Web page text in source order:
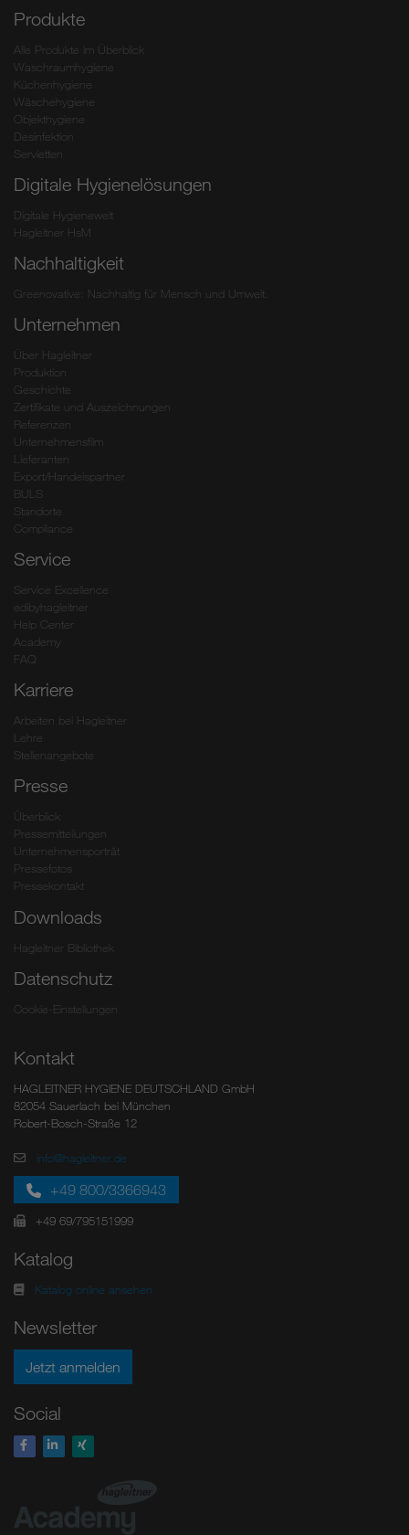
Produkte
Alle Produkte im Überblick
Waschraumhygiene
Küchenhygiene
Wäschehygiene
Objekthygiene
Desinfektion
Servietten
Digitale Hygienelösungen
Digitale Hygienewelt
Hagleitner HsM
Nachhaltigkeit
Greenovative: Nachhaltig für Mensch und Umwelt.
Unternehmen
Über Hagleitner
Produktion
Geschichte
Zertifikate und Auszeichnungen
Referenzen
Unternehmensfilm
Lieferanten
Export/Handelspartner
BULS
Standorte
Compliance
Service
Service Excellence
edibyhagleitner
Help Center
Academy
FAQ
Karriere
Arbeiten bei Hagleitner
Lehre
Stellenangebote
Presse
Überblick
Pressemitteilungen
Unternehmensporträt
Pressefotos
Pressekontakt
Downloads
Hagleitner Bibliothek
Datenschutz
Cookie-Einstellungen
Kontakt
HAGLEITNER HYGIENE DEUTSCHLAND GmbH
82054 Sauerlach bei München
Robert-Bosch-Straße 12
info@hagleitner.de
+49 800/3366943
+49 69/795151999
Katalog
Katalog online ansehen
Newsletter
Jetzt anmelden
Social